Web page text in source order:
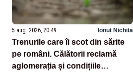
5 aug. 2026, 20:49 Ionuț Nichita
Trenurile care îi scot din sărite
pe români. Călătorii reclamă
aglomerația și condițiile